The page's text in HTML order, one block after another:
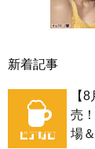
新着記事
【
売
場